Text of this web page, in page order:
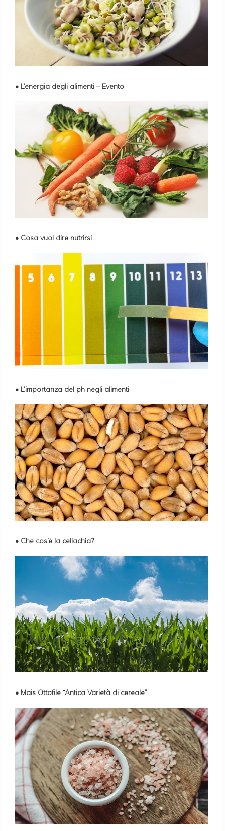
• L’energia degli alimenti – Evento
• Cosa vuol dire nutrirsi
• L’importanza del ph negli alimenti
• Che cos’è la celiachia?
• Mais Ottofile “Antica Varietà di cereale”